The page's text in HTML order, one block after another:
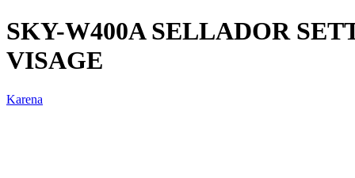
SKY-W400A SELLADOR
VISAGE
Karena